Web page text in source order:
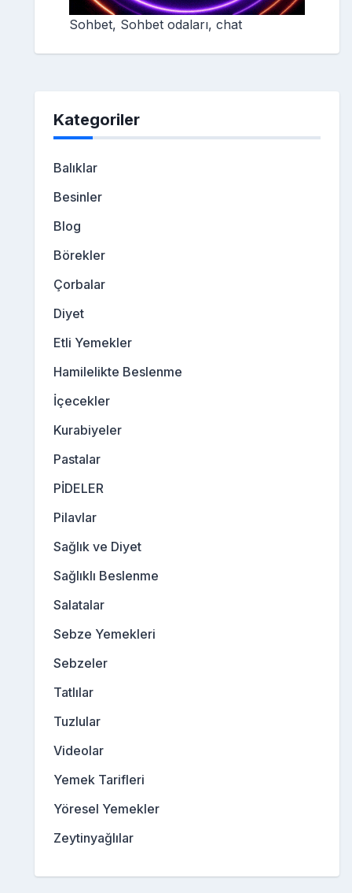
Sohbet, Sohbet odaları, chat
Kategoriler
Balıklar
Besinler
Blog
Börekler
Çorbalar
Diyet
Etli Yemekler
Hamilelikte Beslenme
İçecekler
Kurabiyeler
Pastalar
PİDELER
Pilavlar
Sağlık ve Diyet
Sağlıklı Beslenme
Salatalar
Sebze Yemekleri
Sebzeler
Tatlılar
Tuzlular
Videolar
Yemek Tarifleri
Yöresel Yemekler
Zeytinyağlılar